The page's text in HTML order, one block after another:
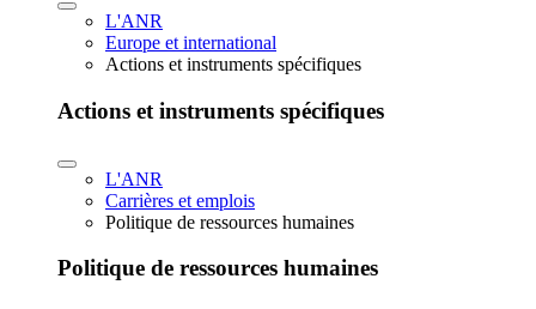
L'ANR
Europe et international
Actions et instruments spécifiques
Actions et instruments spécifiques
L'ANR
Carrières et emplois
Politique de ressources humaines
Politique de ressources humaines